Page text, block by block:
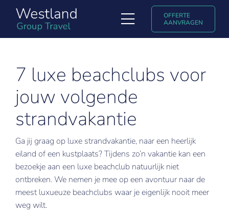
inhoud
Toggle
Ontdek Westland Group Travel
Populaire reisbestemmingen
Uniglobe ervaringsverhalen & blogs
Contact
English
OFFERTE
AANVRAGEN
7 luxe beachclubs voor
jouw volgende
strandvakantie
Ga jij graag op luxe strandvakantie, naar een heerlijk
eiland of een kustplaats? Tijdens zo’n vakantie kan een
bezoekje aan een luxe beachclub natuurlijk niet
ontbreken. We nemen je mee op een avontuur naar de
meest luxueuze beachclubs waar je eigenlijk nooit meer
weg wilt.